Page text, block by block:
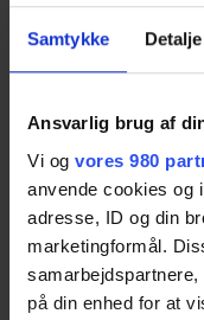
Samtykke
Ansvarlig brug af
Vi og vores 980
anvende cookies og
adresse, ID og din
marketingformål.
på din enhed for at
Erhvervsguiden
Formanden har ordet
Generationsskifte
HR-netværk
Ikke kategoriseret
Jobmarked